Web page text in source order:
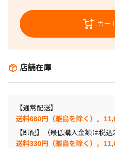
カー
店舗在庫
【通常配送】
送料660円（離島を除く）。
【即配】（最低購入金額は税込
送料330円（離島を除く）。